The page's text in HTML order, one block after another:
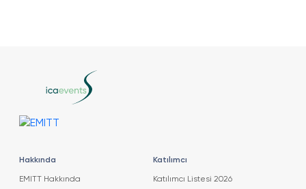
Hakkında
EMITT Hakkında
Katılımcı
Katılımcı Listesi 2026